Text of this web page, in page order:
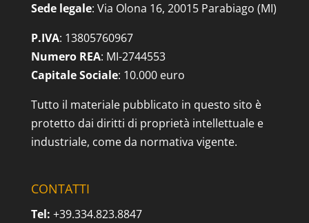
Sede legale: Via Olona 16, 20015 Parabiago (MI)
P.IVA: 13805760967
Numero REA: MI-2744553
Capitale Sociale: 10.000 euro
Tutto il materiale pubblicato in questo sito è
protetto dai diritti di proprietà intellettuale e
industriale, come da normativa vigente.
CONTATTI
Tel: +39.334.823.8847